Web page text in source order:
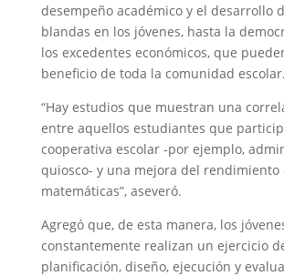
desempeño académico y el desarrollo
blandas en los jóvenes, hasta la
los excedentes económicos, que
beneficio de toda la comunidad escolar.
“Hay estudios que muestran una
entre aquellos estudiantes que
cooperativa escolar -por ejemplo,
quiosco- y una mejora del rendimiento
matemáticas”, aseveró.
Agregó que, de esta manera, los
constantemente realizan un ejercicio
planificación, diseño, ejecución y